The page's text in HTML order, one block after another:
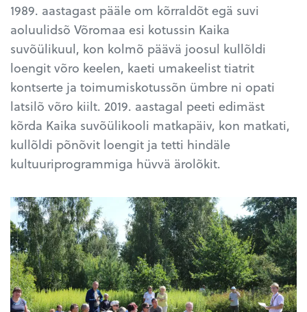
1989. aastagast pääle om kõrraldõt egä suvi
aoluulidsõ Võromaa esi kotussin Kaika
suvõülikuul, kon kolmõ päävä joosul kullõldi
loengit võro keelen, kaeti umakeelist tiatrit
kontserte ja toimumiskotussõn ümbre ni opati
latsilõ võro kiilt. 2019. aastagal peeti edimäst
kõrda Kaika suvõülikooli matkapäiv, kon matkati,
kullõldi põnõvit loengit ja tetti hindäle
kultuuriprogrammiga hüvvä ärolõkit.